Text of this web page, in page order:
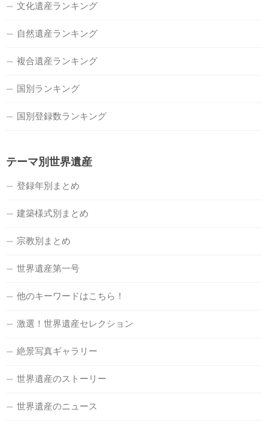
文化遺産ランキング
自然遺産ランキング
複合遺産ランキング
国別ランキング
国別登録数ランキング
テーマ別世界遺産
登録年別まとめ
建築様式別まとめ
宗教別まとめ
世界遺産第一号
他のキーワードはこちら！
激選！世界遺産セレクション
絶景写真ギャラリー
世界遺産のストーリー
世界遺産のニュース